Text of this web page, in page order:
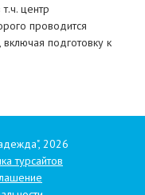
центр
проводится
подготовку к
2026
турсайтов